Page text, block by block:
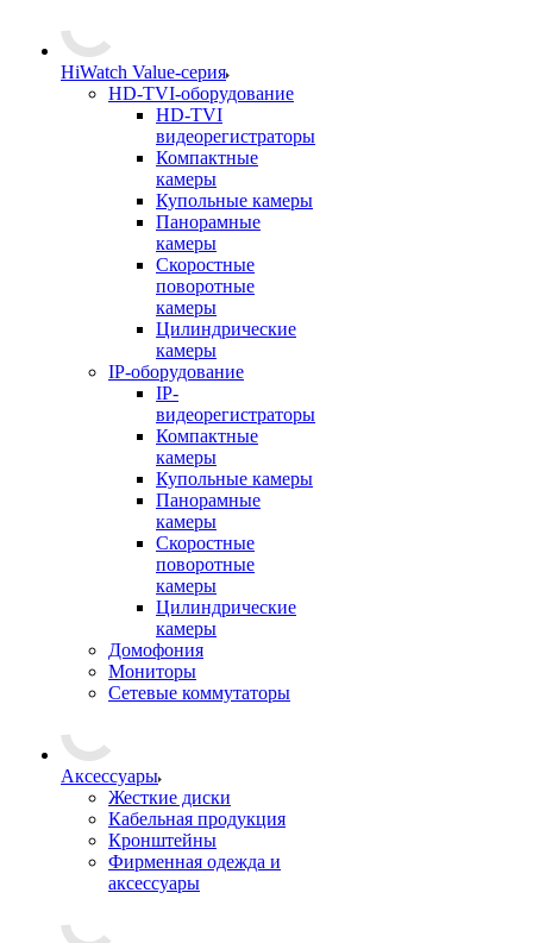
HiWatch Value-серия
HD-TVI-оборудование
HD-TVI
видеорегистраторы
Компактные
камеры
Купольные камеры
Панорамные
камеры
Скоростные
поворотные
камеры
Цилиндрические
камеры
IP-оборудование
IP-
видеорегистраторы
Компактные
камеры
Купольные камеры
Панорамные
камеры
Скоростные
поворотные
камеры
Цилиндрические
камеры
Домофония
Мониторы
Сетевые коммутаторы
Аксессуары
Жесткие диски
Кабельная продукция
Кронштейны
Фирменная одежда и
аксессуары